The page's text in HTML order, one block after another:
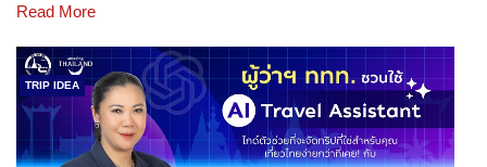
Read More
TRIP IDEA